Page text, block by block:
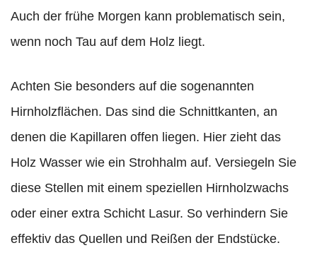
Auch der frühe Morgen kann problematisch sein,
wenn noch Tau auf dem Holz liegt.
Achten Sie besonders auf die sogenannten
Hirnholzflächen. Das sind die Schnittkanten, an
denen die Kapillaren offen liegen. Hier zieht das
Holz Wasser wie ein Strohhalm auf. Versiegeln Sie
diese Stellen mit einem speziellen Hirnholzwachs
oder einer extra Schicht Lasur. So verhindern Sie
effektiv das Quellen und Reißen der Endstücke.